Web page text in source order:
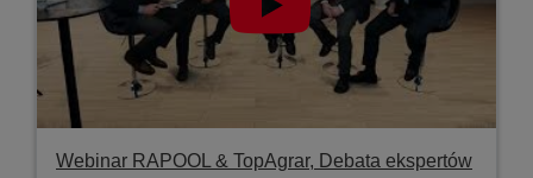
Webinar RAPOOL & TopAgrar, Debata ekspertów